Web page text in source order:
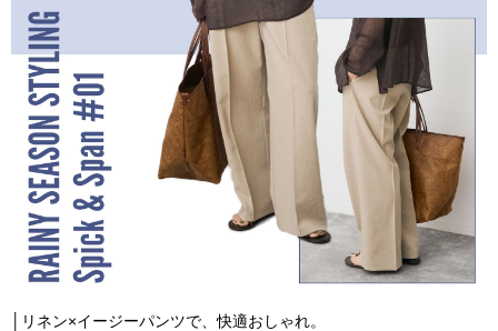
│リネン×イージーパンツで、快適おしゃれ。